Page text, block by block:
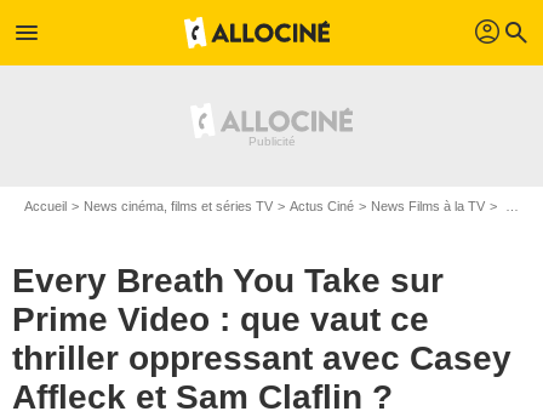
menu profil search
Accueil News cinéma, films et séries TV Actus Ciné News Films à la TV
Every Breath You Take sur
Prime Video : que vaut ce
thriller oppressant avec Casey
Affleck et Sam Claflin ?